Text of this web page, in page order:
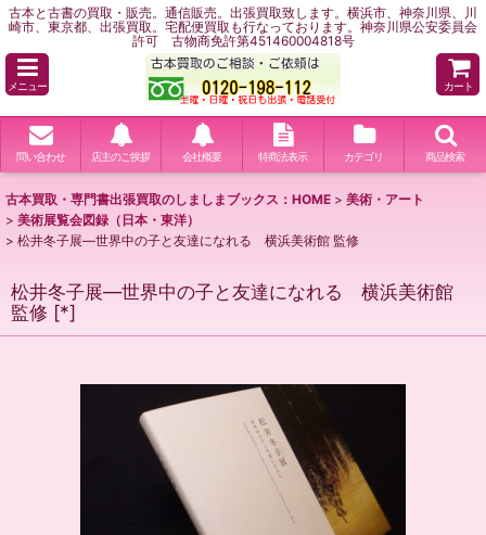
古本と古書の買取・販売。通信販売。出張買取致します。横浜市、神奈川県、川
崎市、東京都、出張買取。宅配便買取も行なっております。神奈川県公安委員会
許可 古物商免許第451460004818号
メニュー カート
問い合わせ 店主のご挨拶 会社概要 特商法表示 カテゴリ 商品検索
古本買取・専門書出張買取のしましまブックス：HOME > 美術・アート
> 美術展覧会図録（日本・東洋）
> 松井冬子展―世界中の子と友達になれる 横浜美術館 監修
松井冬子展―世界中の子と友達になれる 横浜美術館
監修 [*]